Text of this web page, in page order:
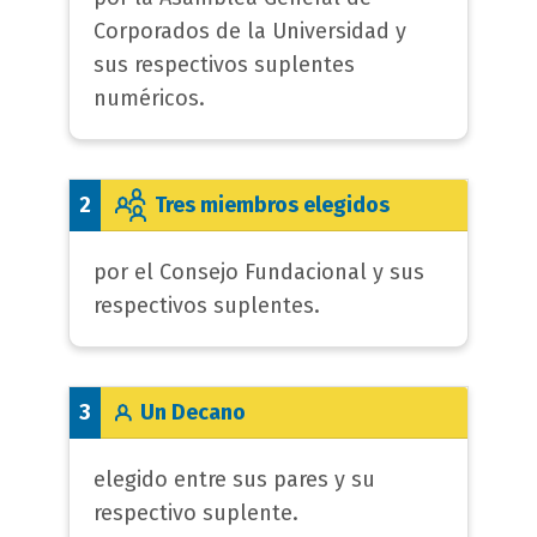
Corporados de la Universidad y
sus respectivos suplentes
numéricos.
2 Tres miembros elegidos
por el Consejo Fundacional y sus
respectivos suplentes.
3 Un Decano
elegido entre sus pares y su
respectivo suplente.